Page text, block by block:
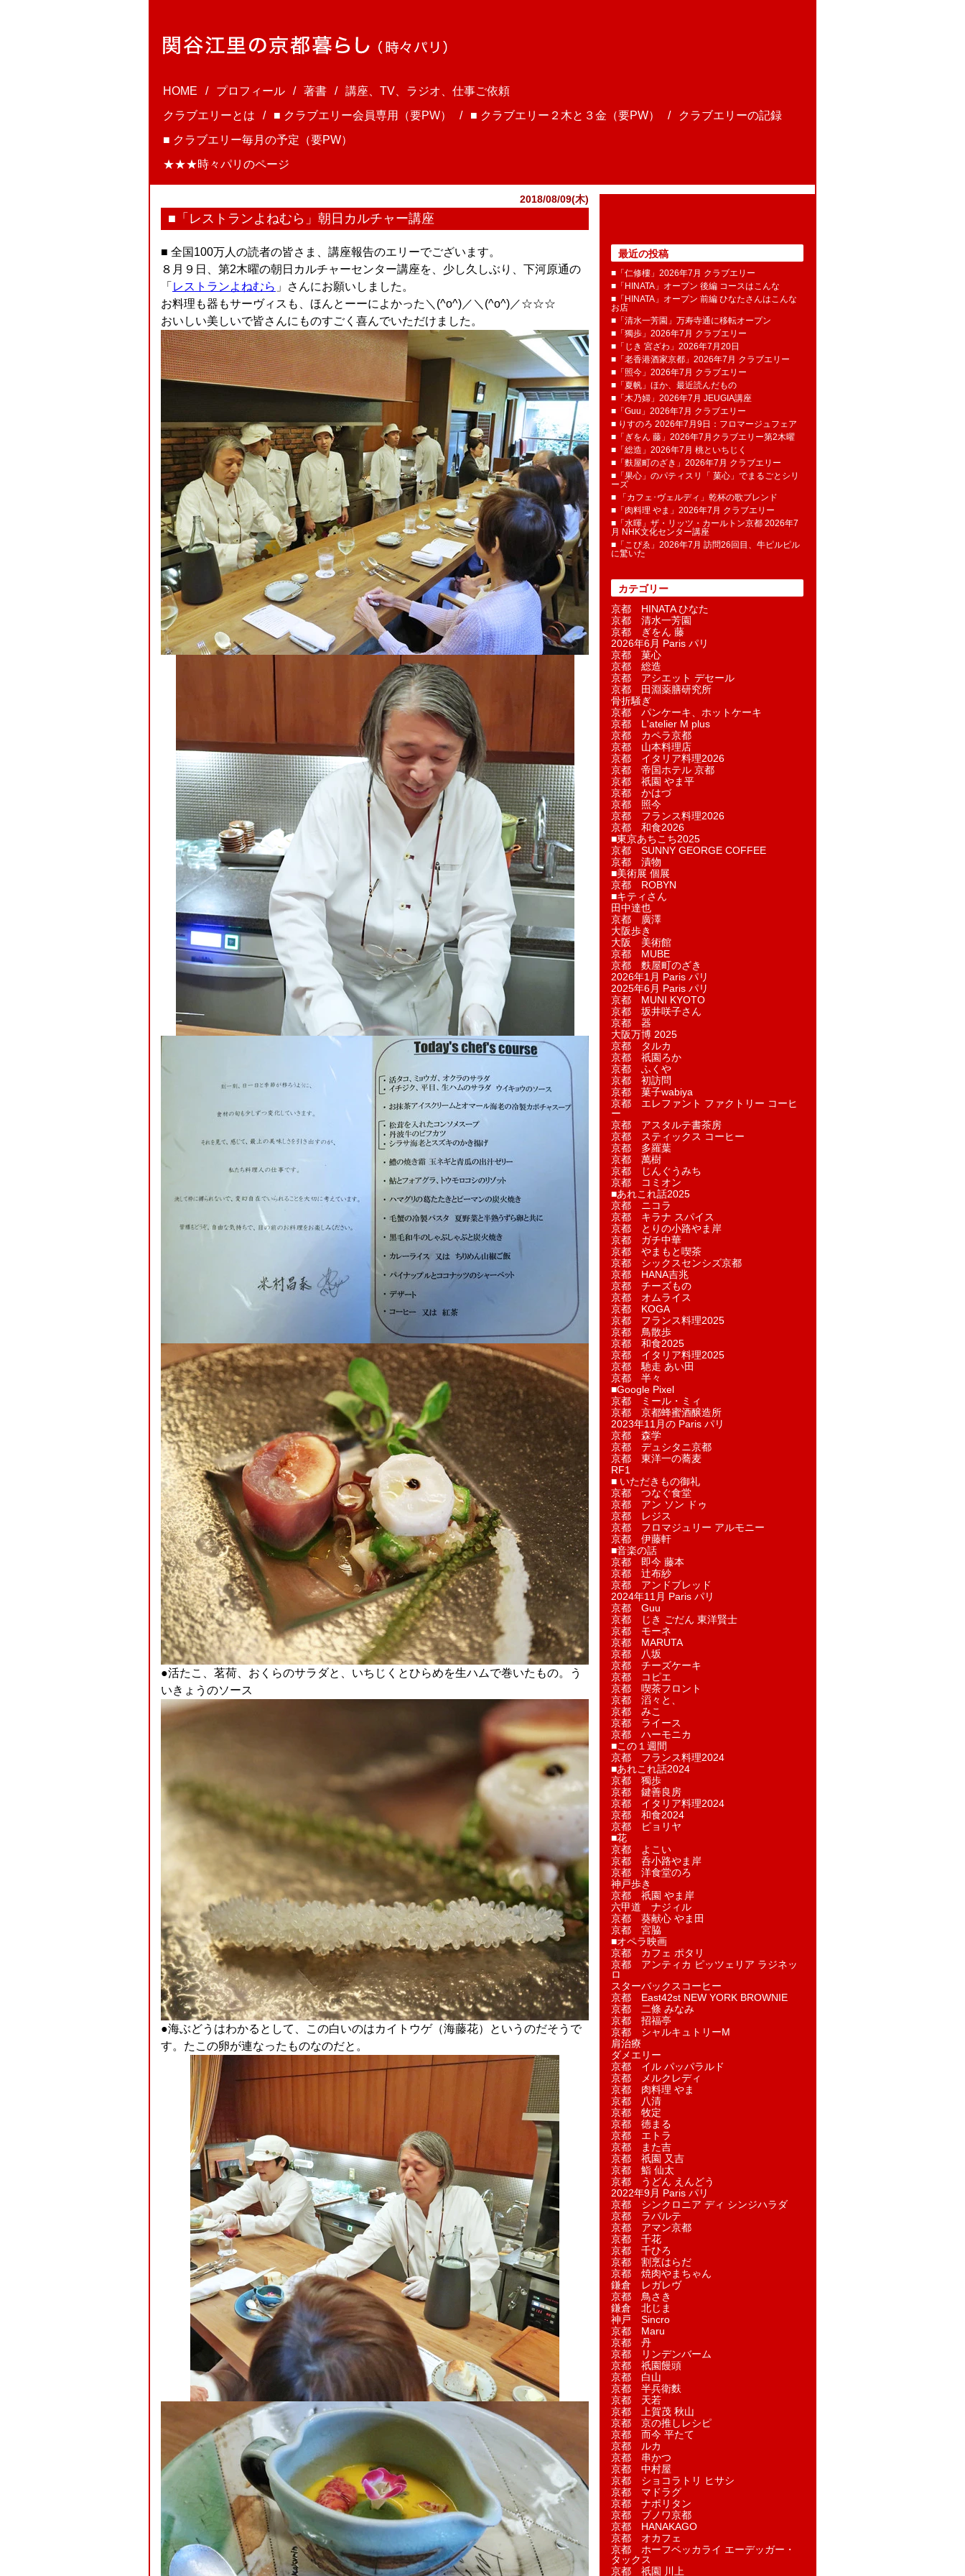
HOME プロフィール 著書
講座、TV、ラジオ、仕事ご依頼
クラブエリーとは
■ クラブエリー会員専用（要PW） ■ クラブエリー２木と３金（要PW）
クラブエリーの記録
■ クラブエリー毎月の予定（要PW）
★★★時々パリのページ
2018/08/09(木)
■「レストランよねむら」朝日カルチャー講座
■ 全国100万人の読者の皆さま、講座報告のエリーでございます。
８月９日、第2木曜の朝日カルチャーセンター講座を、少し久しぶり、下河原通の
「 レストランよねむら 」さんにお願いしました。
お料理も器もサーヴィスも、ほんとーーによかった＼(^o^)／＼(^o^)／☆☆☆
おいしい美しいで皆さんにものすごく喜んでいただけました。
●活たこ、茗荷、おくらのサラダと、いちじくとひらめを生ハムで巻いたもの。う
いきょうのソース
●海ぶどうはわかるとして、この白いのはカイトウゲ（海藤花）というのだそうで
す。たこの卵が連なったものなのだと。
最近の投稿
■「仁修樓」2026年7月 クラブエリー
■「HINATA」オープン 後編 コースはこんな
■「HINATA」オープン 前編 ひなたさんはこんな
お店
■「清水一芳園」万寿寺通に移転オープン
■「獨歩」2026年7月 クラブエリー
■「じき 宮ざわ」2026年7月20日
■「老香港酒家京都」2026年7月 クラブエリー
■「照今」2026年7月 クラブエリー
■「夏帆」ほか、最近読んだもの
■「木乃婦」2026年7月 JEUGIA講座
■「Guu」2026年7月 クラブエリー
■ りすのろ 2026年7月9日：フロマージュフェア
■「ぎをん 藤」2026年7月クラブエリー第2木曜
■「総造」2026年7月 桃といちじく
■「麩屋町のざき」2026年7月 クラブエリー
■「果心」のパティスリ「 菓​心」でまるごとシリ
ーズ
■ 「カフェ･ヴェルディ」乾杯の歌ブレンド
■「肉料理 やま」2026年7月 クラブエリー
■「水暉」ザ・リッツ・カールトン京都 2026年7
月 NHK文化センター講座
■「こぴゑ」2026年7月 訪問26回目、牛ピルピル
に驚いた
カテゴリー
京都 HINATA ひなた
京都 清水一芳園
京都 ぎをん 藤
2026年6月 Paris パリ
京都 菓​心
京都 総造
京都 アシエット デセール
京都 田淵薬膳研究所
骨折騒ぎ
京都 パンケーキ、ホットケーキ
京都 L'atelier M plus
京都 カペラ京都
京都 山本料理店
京都 イタリア料理2026
京都 帝国ホテル 京都
京都 祇園 やま平
京都 かはづ
京都 照今
京都 フランス料理2026
京都 和食2026
■東京あちこち2025
京都 SUNNY GEORGE COFFEE
京都 漬物
■美術展 個展
京都 ROBYN
■キティさん
田中達也
京都 廣澤
大阪歩き
大阪 美術館
京都 MUBE
京都 麩屋町のざき
2026年1月 Paris パリ
2025年6月 Paris パリ
京都 MUNI KYOTO
京都 坂井咲子さん
京都 器
大阪万博 2025
京都 タルカ
京都 祇園ろか
京都 ふくや
京都 初訪問
京都 菓子wabiya
京都 エレファント ファクトリー コーヒ
ー
京都 アスタルテ書茶房
京都 スティックス コーヒー
京都 多羅葉
京都 萬樹
京都 じんぐうみち
京都 コミオン
■あれこれ話2025
京都 ニコラ
京都 キラナ スパイス
京都 とりの小路やま岸
京都 ガチ中華
京都 やまもと喫茶
京都 シックスセンシズ京都
京都 HANA吉兆
京都 チーズもの
京都 オムライス
京都 KOGA
京都 フランス料理2025
京都 鳥散歩
京都 和食2025
京都 イタリア料理2025
京都 馳走 あい田
京都 半々
■Google Pixel
京都 ミール・ミィ
京都 京都蜂蜜酒醸造所
2023年11月の Paris パリ
京都 森学
京都 デュシタニ京都
京都 東洋一の蕎麦
RF1
■ いただきもの御礼
京都 つなぐ食堂
京都 アン ソン ドゥ
京都 レジス
京都 フロマジュリー アルモニー
京都 伊藤軒
■音楽の話
京都 即今 藤本
京都 辻布紗
京都 アンドブレッド
2024年11月 Paris パリ
京都 Guu
京都 じき ごだん 東洋賢士
京都 モーネ
京都 MARUTA
京都 八坂
京都 チーズケーキ
京都 コピエ
京都 喫茶フロント
京都 滔々と、
京都 みこ
京都 ライース
京都 ハーモニカ
■この１週間
京都 フランス料理2024
■あれこれ話2024
京都 獨歩
京都 鍵善良房
京都 イタリア料理2024
京都 和食2024
京都 ピョリヤ
■花
京都 よこい
京都 呑小路やま岸
京都 洋食堂のろ
神戸歩き
京都 祇園 やま岸
六甲道 ナジィル
京都 葵献心 やま田
京都 宮脇
■オペラ映画
京都 カフェ ポタリ
京都 アンティカ ピッツェリア ラジネッ
ロ
スターバックスコーヒー
京都 East42st NEW YORK BROWNIE
京都 二條 みなみ
京都 招福亭
京都 シャルキュトリーM
肩治療
ダメエリー
京都 イル パッパラルド
京都 メルクレディ
京都 肉料理 やま
京都 八清
京都 牧定
京都 徳まる
京都 エトラ
京都 また吉
京都 祇園 又吉
京都 鮨 仙太
京都 うどん えんどう
2022年9月 Paris パリ
京都 シンクロニア ディ シンジハラダ
京都 ラパルテ
京都 アマン京都
京都 千花
京都 千ひろ
京都 割烹はらだ
京都 焼肉やまちゃん
鎌倉 レガレヴ
京都 鳥さき
鎌倉 北じま
神戸 Sincro
京都 Maru
京都 丹
京都 リンデンバーム
京都 祇園饅頭
京都 白山
京都 半兵衛麩
京都 天若
京都 上賀茂 秋山
京都 京の推しレシピ
京都 而今 平たて
京都 ルカ
京都 串かつ
京都 中村屋
京都 ショコラトリ ヒサシ
京都 マドラグ
京都 ナポリタン
京都 ブノワ京都
京都 HANAKAGO
京都 オカフェ
京都 ホーフベッカライ エーデッガー・
タックス
京都 祇園 川上